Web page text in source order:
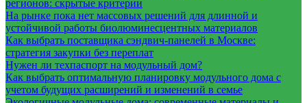
регионов: скрытые критерии
На рынке пока нет массовых решений для длинной и
устойчивой работы биолюминесцентных материалов
Как выбрать поставщика сэндвич-панелей в Москве:
стратегия закупки без переплат
Нужен ли техпаспорт на модульный дом?
Как выбрать оптимальную планировку модульного дома с
учетом будущих расширений и изменений в семье